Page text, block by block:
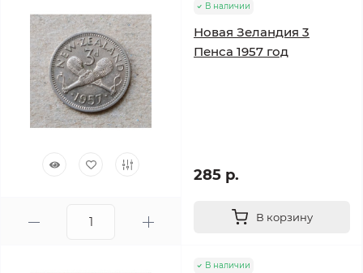
В наличии
Новая Зеландия 3
Пенса 1957 год
285 р.
В корзину
В наличии